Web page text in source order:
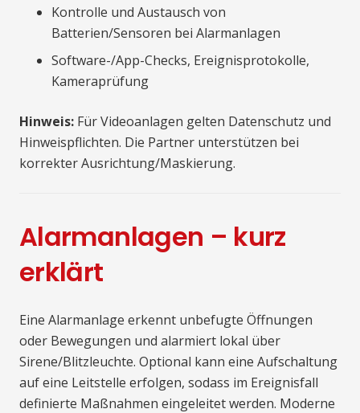
Kontrolle und Austausch von
Batterien/Sensoren bei Alarmanlagen
Software-/App-Checks, Ereignisprotokolle,
Kameraprüfung
Hinweis: Für Videoanlagen gelten Datenschutz und
Hinweispflichten. Die Partner unterstützen bei
korrekter Ausrichtung/Maskierung.
Alarmanlagen – kurz
erklärt
Eine Alarmanlage erkennt unbefugte Öffnungen
oder Bewegungen und alarmiert lokal über
Sirene/Blitzleuchte. Optional kann eine Aufschaltung
auf eine Leitstelle erfolgen, sodass im Ereignisfall
definierte Maßnahmen eingeleitet werden. Moderne